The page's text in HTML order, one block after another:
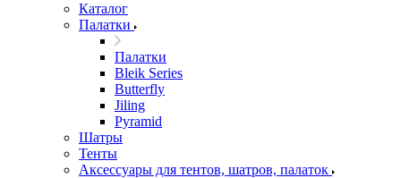
Каталог
Палатки
Палатки
Bleik Series
Butterfly
Jiling
Pyramid
Шатры
Тенты
Аксессуары для тентов, шатров, палаток